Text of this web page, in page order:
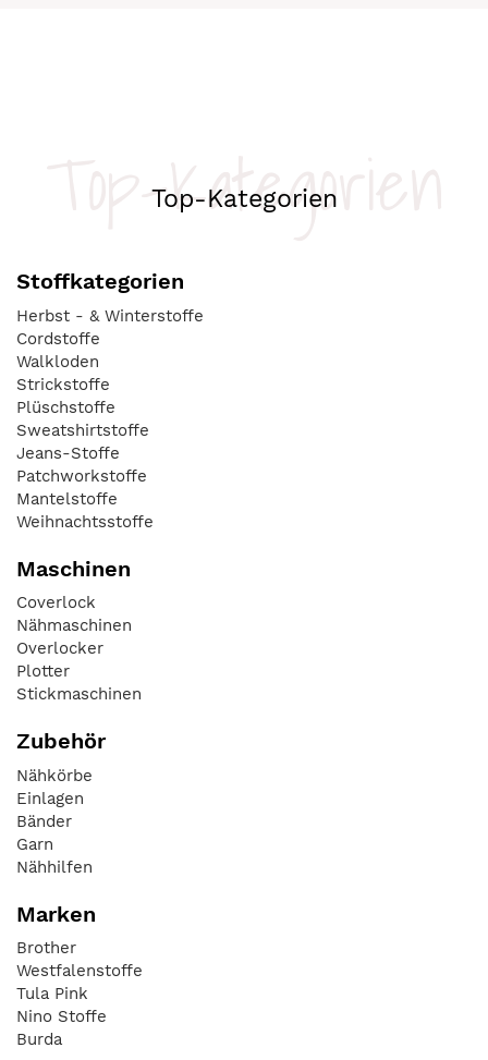
Top-Kategorien
Top-Kategorien
Stoffkategorien
Herbst - & Winterstoffe
Cordstoffe
Walkloden
Strickstoffe
Plüschstoffe
Sweatshirtstoffe
Jeans-Stoffe
Patchworkstoffe
Mantelstoffe
Weihnachtsstoffe
Maschinen
Coverlock
Nähmaschinen
Overlocker
Plotter
Stickmaschinen
Zubehör
Nähkörbe
Einlagen
Bänder
Garn
Nähhilfen
Marken
Brother
Westfalenstoffe
Tula Pink
Nino Stoffe
Burda